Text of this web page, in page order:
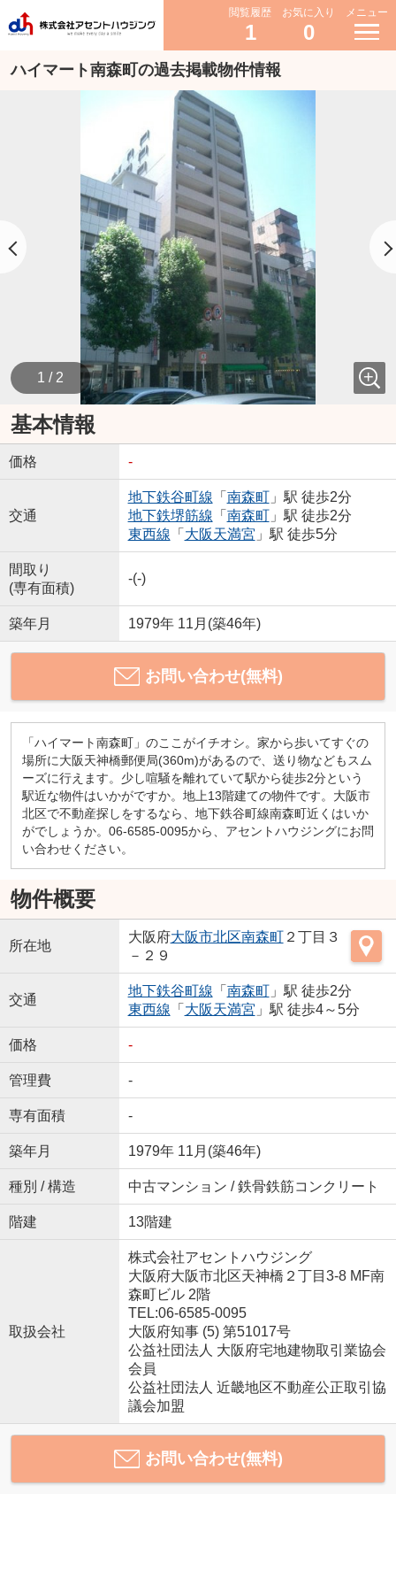
閲覧履歴
1
お気に入り
0
メニュー
ハイマート南森町の過去掲載物件情報
1 / 2
基本情報
価格 -
交通
地下鉄谷町線 「 南森町」駅 徒歩2分
地下鉄堺筋線 「 南森町」駅 徒歩2分
東西線 「 大阪天満宮 」駅 徒歩5分
間取り
(専有面積)
-(-)
築年月 1979年 11月(築46年)
お問い合わせ(無料)
「ハイマート南森町」のここがイチオシ。家から歩いてすぐの
場所に大阪天神橋郵便局(360m)があるので、送り物などもスム
ーズに行えます。少し喧騒を離れていて駅から徒歩2分という
駅近な物件はいかがですか。地上13階建ての物件です。大阪市
北区で不動産探しをするなら、地下鉄谷町線南森町近くはいか
がでしょうか。06-6585-0095から、アセントハウジングにお問
い合わせください。
物件概要
所在地
大阪府大阪市北区南森町２丁目３
－２９
交通
地下鉄谷町線 「 南森町」駅 徒歩2分
東西線 「 大阪天満宮 」駅 徒歩4～5分
価格 -
管理費 -
専有面積 -
築年月 1979年 11月(築46年)
種別 / 構造 中古マンション / 鉄骨鉄筋コンクリート
階建 13階建
取扱会社
株式会社アセントハウジング
大阪府大阪市北区天神橋２丁目3-8 MF南
森町ビル 2階
TEL:06-6585-0095
大阪府知事 (5) 第51017号
公益社団法人 大阪府宅地建物取引業協会
会員
公益社団法人 近畿地区不動産公正取引協
議会加盟
お問い合わせ(無料)